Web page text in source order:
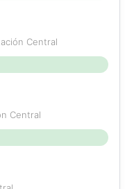
Central
Central